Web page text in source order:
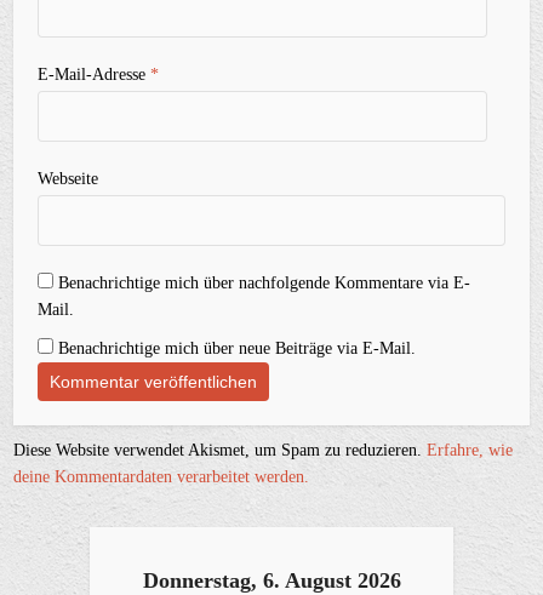
E-Mail-Adresse*
Webseite
Benachrichtige mich über nachfolgende Kommentare via E-
Mail.
Benachrichtige mich über neue Beiträge via E-Mail.
Diese Website verwendet Akismet, um Spam zu reduzieren.Erfahre, wie
deine Kommentardaten verarbeitet werden.
Donnerstag, 6. August 2026